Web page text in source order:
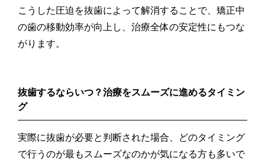
こうした圧迫を抜歯によって解消することで、矯正中
の歯の移動効率が向上し、治療全体の安定性にもつな
がります。
抜歯するならいつ？治療をスムーズに進めるタイミン
グ
実際に抜歯が必要と判断された場合、どのタイミング
で行うのが最もスムーズなのかが気になる方も多いで